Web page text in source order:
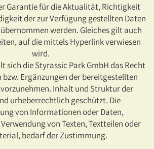
Garantie für die Aktualität, Richtigkeit
der zur Verfügung gestellten Daten
werden. Gleiches gilt auch
auf die mittels Hyperlink verwiesen
wird.
sich die Styrassic Park GmbH das Recht
bzw. Ergänzungen der bereitgestellten
Inhalt und Struktur der
urheberrechtlich geschützt. Die
von Informationen oder Daten,
von Texten, Textteilen oder
bedarf der Zustimmung.